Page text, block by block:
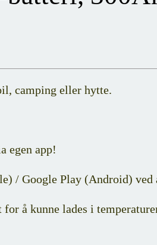
camping eller hytte.
egen app!
/ Google Play (Android) ved
for å kunne lades i